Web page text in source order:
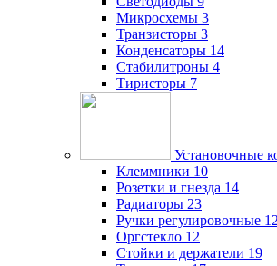
Микросхемы 3
Транзисторы 3
Конденсаторы 14
Стабилитроны 4
Тиристоры 7
Установочные
Клеммники 10
Розетки и гнезда 14
Радиаторы 23
Ручки регулировочные 12
Оргстекло 12
Стойки и держатели 19